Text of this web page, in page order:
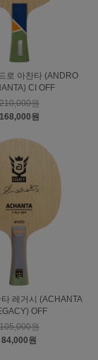
로 아찬타 (ANDRO
CI OFF
원
168,000원
레거시 (ACHANTA
OFF
원
84,000원